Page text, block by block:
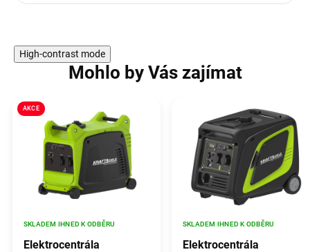
High-contrast mode
Mohlo by Vás zajímat
AKCE
Elektrocentrála
SKLADEM IHNED K ODBĚRU
Elektrocentrála
SKLADEM IHNED K ODBĚRU